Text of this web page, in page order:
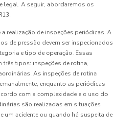
legal. A seguir, abordaremos os
realização de inspeções periódicas. A
de pressão devem ser inspecionados
e tipo de operação. Essas
tipos: inspeções de rotina,
As inspeções de rotina
enquanto as periódicas
com a complexidade e o uso do
são realizadas em situações
um acidente ou quando há suspeita de